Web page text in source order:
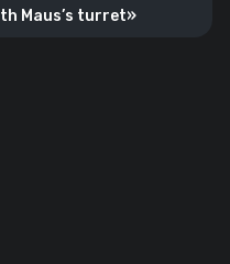
Maus’s turret»